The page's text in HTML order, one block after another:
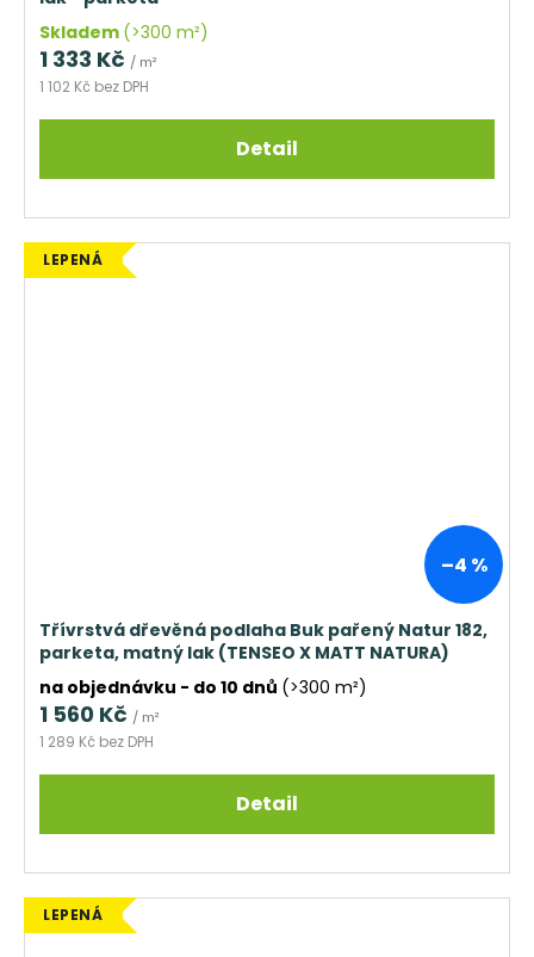
Skladem (>300 m²)
1 102 Kč bez DPH
1 333 Kč / m²
Detail
LEPENÁ
–4 %
Třívrstvá dřevěná podlaha Buk pařený Natur 182,
parketa, matný lak (TENSEO X MATT NATURA)
na objednávku - do 10 dnů (>300 m²)
1 289 Kč bez DPH
1 560 Kč / m²
Detail
LEPENÁ